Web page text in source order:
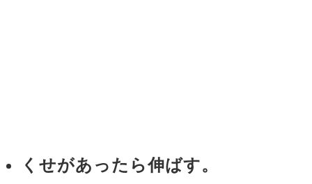
くせがあったら伸ばす。